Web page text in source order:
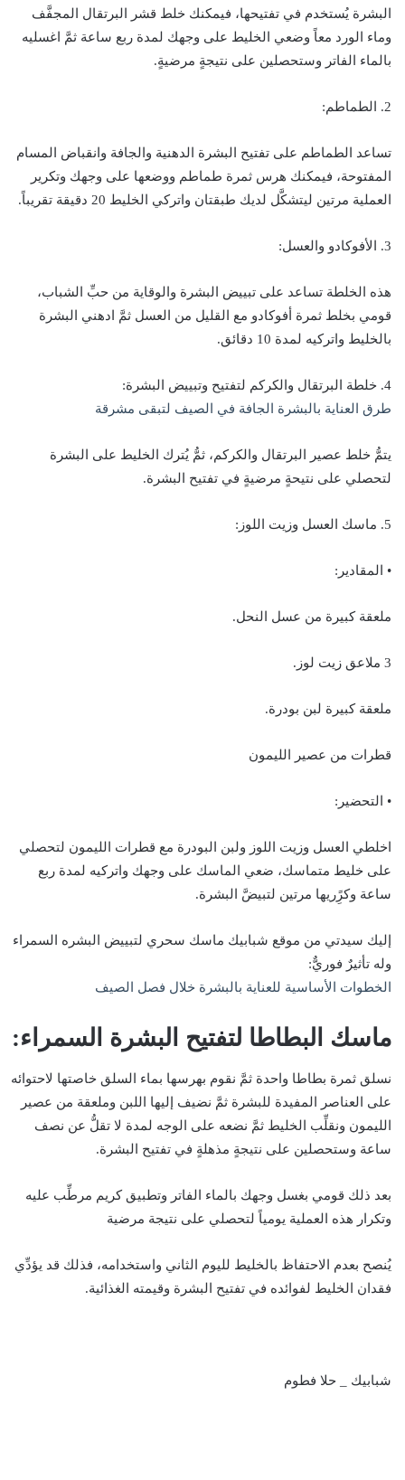
البشرة يُستخدم في تفتيحها، فيمكنك خلط قشر البرتقال المجفَّف
وماء الورد معاً وضعي الخليط على وجهك لمدة ربع ساعة ثمَّ اغسليه
بالماء الفاتر وستحصلين على نتيجةٍ مرضيةٍ.
2. الطماطم:
تساعد الطماطم على تفتيح البشرة الدهنية والجافة وانقباض المسام
المفتوحة، فيمكنك هرس ثمرة طماطم ووضعها على وجهك وتكرير
العملية مرتين ليتشكَّل لديك طبقتان واتركي الخليط 20 دقيقة تقريباً.
3. الأفوكادو والعسل:
هذه الخلطة تساعد على تبييض البشرة والوقاية من حبِّ الشباب،
قومي بخلط ثمرة أفوكادو مع القليل من العسل ثمَّ ادهني البشرة
بالخليط واتركيه لمدة 10 دقائق.
4. خلطة البرتقال والكركم لتفتيح وتبييض البشرة:
طرق العناية بالبشرة الجافة في الصيف لتبقى مشرقة
يتمُّ خلط عصير البرتقال والكركم، ثمُّ يُترك الخليط على البشرة
لتحصلي على نتيحةٍ مرضيةٍ في تفتيح البشرة.
5. ماسك العسل وزيت اللوز:
• المقادير:
ملعقة كبيرة من عسل النحل.
3 ملاعق زيت لوز.
ملعقة كبيرة لبن بودرة.
قطرات من عصير الليمون
• التحضير:
اخلطي العسل وزيت اللوز ولبن البودرة مع قطرات الليمون لتحصلي
على خليط متماسك، ضعي الماسك على وجهك واتركيه لمدة ربع
ساعة وكرًِريها مرتين لتبيضَّ البشرة.
إليك سيدتي من موقع شبابيك ماسك سحري لتبييض البشره السمراء
وله تأثيرٌ فوريٌّ:
الخطوات الأساسية للعناية بالبشرة خلال فصل الصيف
ماسك البطاطا لتفتيح البشرة السمراء:
نسلق ثمرة بطاطا واحدة ثمَّ نقوم بهرسها بماء السلق خاصتها لاحتوائه
على العناصر المفيدة للبشرة ثمَّ نضيف إليها اللبن وملعقة من عصير
الليمون ونقلِّب الخليط ثمَّ نضعه على الوجه لمدة لا تقلُّ عن نصف
ساعة وستحصلين على نتيجةٍ مذهلةٍ في تفتيح البشرة.
بعد ذلك قومي بغسل وجهك بالماء الفاتر وتطبيق كريم مرطِّب عليه
وتكرار هذه العملية يومياً لتحصلي على نتيجة مرضية
يُنصح بعدم الاحتفاظ بالخليط لليوم الثاني واستخدامه، فذلك قد يؤدِّي
فقدان الخليط لفوائده في تفتيح البشرة وقيمته الغذائية.
شبابيك _ حلا فطوم